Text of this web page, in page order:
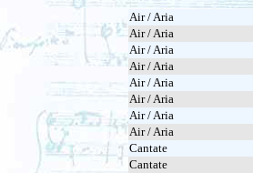
Air / Aria
Air / Aria
Air / Aria
Air / Aria
Air / Aria
Air / Aria
Air / Aria
Air / Aria
Cantate
Cantate